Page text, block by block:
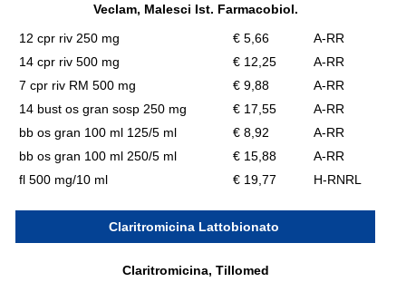
Veclam, Malesci Ist. Farmacobiol.
12 cpr riv 250 mg
€ 5,66
A-RR
14 cpr riv 500 mg
€ 12,25
A-RR
7 cpr riv RM 500 mg
€ 9,88
A-RR
14 bust os gran sosp 250 mg
€ 17,55
A-RR
bb os gran 100 ml 125/5 ml
€ 8,92
A-RR
bb os gran 100 ml 250/5 ml
€ 15,88
A-RR
fl 500 mg/10 ml
€ 19,77 H-RNRL
Claritromicina Lattobionato
Claritromicina, Tillomed